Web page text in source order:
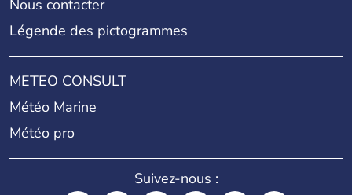
Nous contacter
Légende des pictogrammes
METEO CONSULT
Météo Marine
Météo pro
Suivez-nous :